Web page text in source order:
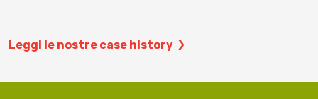
Leggi le nostre case history